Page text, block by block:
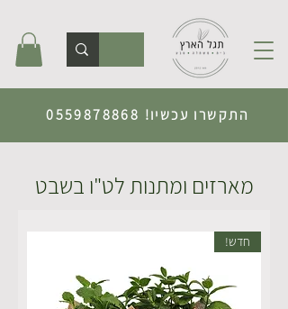
התקשרו עכשיו! 0559878868
מארזים ומתנות לט"ו בשבט
חדש!